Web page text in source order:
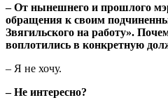
– От нынешнего и прошлого
обращения к своим
Звягильского на работу».
воплотились в конкретную
– Я не хочу.
– Не интересно?